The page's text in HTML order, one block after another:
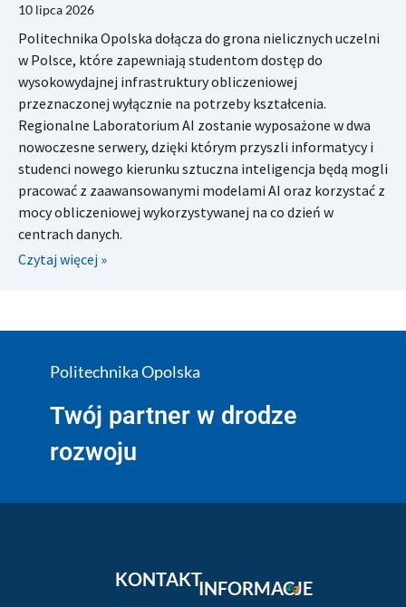
10 lipca 2026
Politechnika Opolska dołącza do grona nielicznych uczelni
w Polsce, które zapewniają studentom dostęp do
wysokowydajnej infrastruktury obliczeniowej
przeznaczonej wyłącznie na potrzeby kształcenia.
Regionalne Laboratorium AI zostanie wyposażone w dwa
nowoczesne serwery, dzięki którym przyszli informatycy i
studenci nowego kierunku sztuczna inteligencja będą mogli
pracować z zaawansowanymi modelami AI oraz korzystać z
mocy obliczeniowej wykorzystywanej na co dzień w
centrach danych.
Czytaj więcej »
Politechnika Opolska
Twój partner w drodze
rozwoju
KONTAKTINFORMACJE